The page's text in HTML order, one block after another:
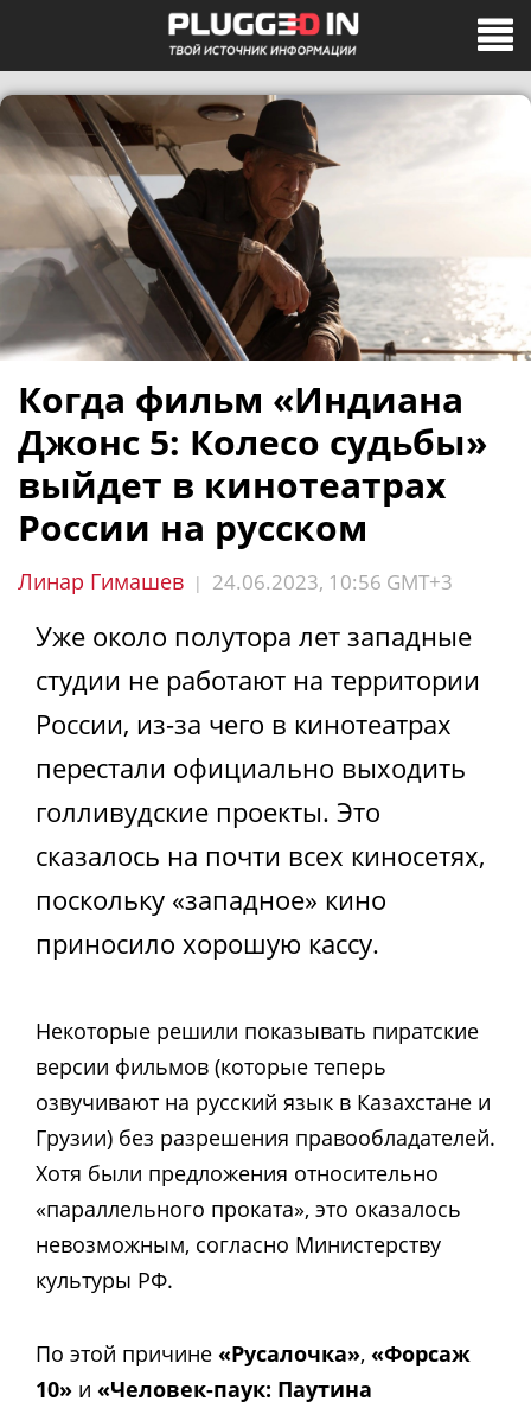
Когда фильм «Индиана
Джонс 5: Колесо судьбы»
выйдет в кинотеатрах
России на русском
Линар Гимашев | 24.06.2023, 10:56 GMT+3
Уже около полутора лет западные
студии не работают на территории
России, из-за чего в кинотеатрах
перестали официально выходить
голливудские проекты. Это
сказалось на почти всех киносетях,
поскольку «западное» кино
приносило хорошую кассу.
Некоторые решили показывать пиратские
версии фильмов (которые теперь
озвучивают на русский язык в Казахстане и
Грузии) без разрешения правообладателей.
Хотя были предложения относительно
«параллельного проката», это оказалось
невозможным, согласно Министерству
культуры РФ.
По этой причине «Русалочка», «Форсаж
10» и «Человек-паук: Паутина